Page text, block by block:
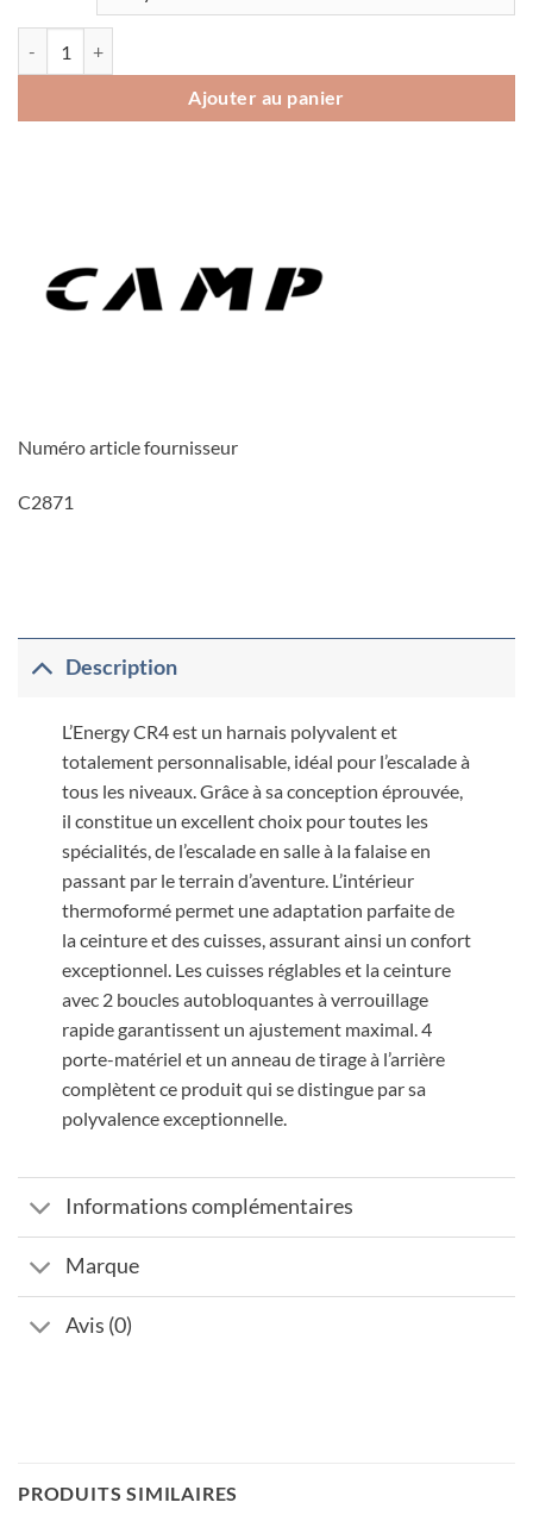
Ajouter au panier
Numéro article fournisseur
C2871
Description
L’Energy CR4 est un harnais polyvalent et
totalement personnalisable, idéal pour l’escalade à
tous les niveaux. Grâce à sa conception éprouvée,
il constitue un excellent choix pour toutes les
spécialités, de l’escalade en salle à la falaise en
passant par le terrain d’aventure. L’intérieur
thermoformé permet une adaptation parfaite de
la ceinture et des cuisses, assurant ainsi un confort
exceptionnel. Les cuisses réglables et la ceinture
avec 2 boucles autobloquantes à verrouillage
rapide garantissent un ajustement maximal. 4
porte-matériel et un anneau de tirage à l’arrière
complètent ce produit qui se distingue par sa
polyvalence exceptionnelle.
Informations complémentaires
Marque
Avis (0)
PRODUITS SIMILAIRES